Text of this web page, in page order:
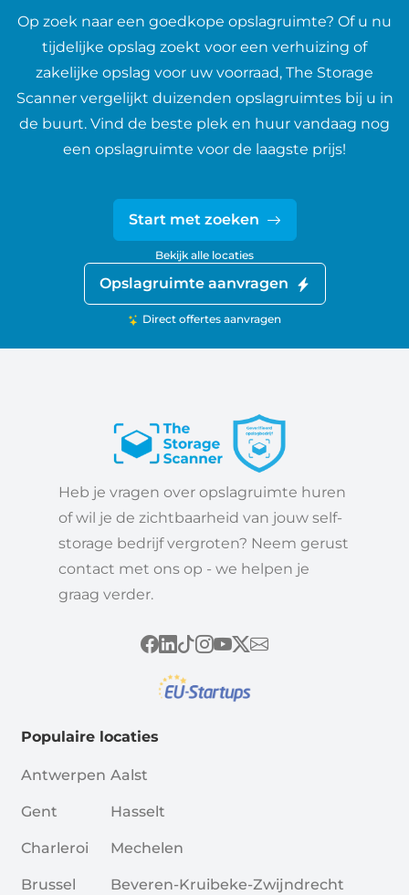
Op zoek naar een goedkope opslagruimte? Of u nu
tijdelijke opslag zoekt voor een verhuizing of
zakelijke opslag voor uw voorraad, The Storage
Scanner vergelijkt duizenden opslagruimtes bij u in
de buurt. Vind de beste plek en huur vandaag nog
een opslagruimte voor de laagste prijs!
Start met zoeken
Bekijk alle locaties
Opslagruimte aanvragen
Direct offertes aanvragen
Heb je vragen over opslagruimte huren
of wil je de zichtbaarheid van jouw self-
storage bedrijf vergroten? Neem gerust
contact met ons op - we helpen je
graag verder.
Populaire locaties
Antwerpen
Gent
Charleroi
Brussel
Aalst
Hasselt
Mechelen
Beveren-Kruibeke-Zwijndrecht